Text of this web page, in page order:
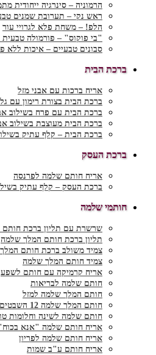
הרמוניה – סינרגיה ייחודית
ראש נקי – תערובת שמנים
הלפ! – משחת פלא לגרויי עור
"בי פוקוס" – פורמולה טבעית
סבונים טבעיים – איכות ללא
ברכת הבית
אריח ברכות עם אבני מזל
ברכת הבית בצורת רימון עם
ברכת הבית עם פרח בשילוב
ברכת הבית מעוצבת בשילוב
ברכת הבית – קלף עתיק
ברכת העסק
אריח חותם שלמה לפרנסה
ברכת העסק – קלף עתיק
חותמי שלמה
שרשרת עם תליון ברכת
תליון ברכת חותם המלך שלמה
צמיד משולב ברכת חותם
צמיד חותם המלך שלמה
אריח קרמיקה עם חותם לשפע
חותם שלמה לבריאות
חותם המלך שלמה למזל
חותם המלך שלמה 12 השבטים
חותם שלמה לשינה וחלומות
אריח חותם שלמה "אנא
אריח חותם שלמה לפריון
אריח חותם ע"ב שמות